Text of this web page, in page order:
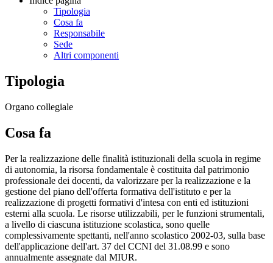
Tipologia
Cosa fa
Responsabile
Sede
Altri componenti
Tipologia
Organo collegiale
Cosa fa
Per la realizzazione delle finalità istituzionali della scuola in regime
di autonomia, la risorsa fondamentale è costituita dal patrimonio
professionale dei docenti, da valorizzare per la realizzazione e la
gestione del piano dell'offerta formativa dell'istituto e per la
realizzazione di progetti formativi d'intesa con enti ed istituzioni
esterni alla scuola. Le risorse utilizzabili, per le funzioni strumentali,
a livello di ciascuna istituzione scolastica, sono quelle
complessivamente spettanti, nell'anno scolastico 2002-03, sulla base
dell'applicazione dell'art. 37 del CCNI del 31.08.99 e sono
annualmente assegnate dal MIUR.